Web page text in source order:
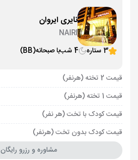
نایری ایروان
NAIRI
3 ستاره
4 شب با صبحانه(BB)
قیمت 2 تخته (هرنفر)
قیمت 1 تخته (هرنفر)
قیمت کودک با تخت (هر نفر)
قیمت کودک بدون تخت (هرنفر)
مشاوره و رزرو رایگان